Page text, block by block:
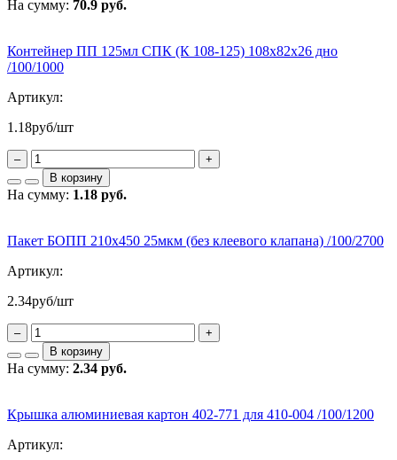
На сумму: 70.9 руб.
Контейнер ПП 125мл СПК (К 108-125) 108х82х26 дно
/100/1000
Артикул:
1.18руб/шт
–
+
В корзину
На сумму: 1.18 руб.
Пакет БОПП 210х450 25мкм (без клеевого клапана) /100/2700
Артикул:
2.34руб/шт
–
+
В корзину
На сумму: 2.34 руб.
Крышка алюминиевая картон 402-771 для 410-004 /100/1200
Артикул: